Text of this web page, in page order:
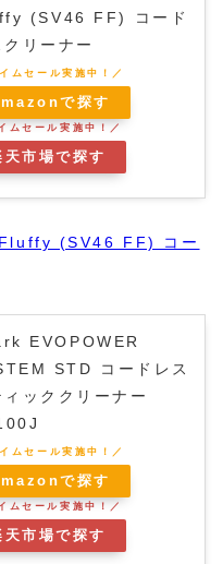
(SV46 FF) コード
クリーナー
で探す
天市場で探す
(SV46 FF) コー
EVOPOWER
STD コードレス
ィッククリーナー
で探す
天市場で探す